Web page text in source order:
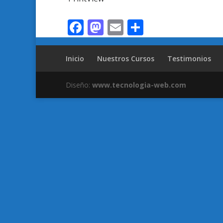
Facebook
Mastodon
Email
Inicio Nuestros Cursos Testimonios
Diseño: www.tecnologia-web.com